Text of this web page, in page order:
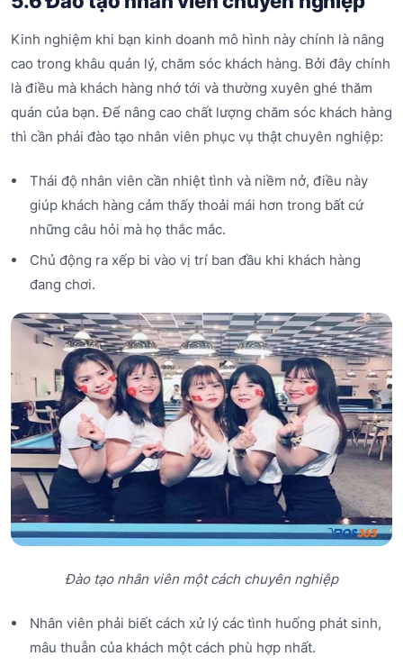
Kinh nghiệm khi bạn kinh doanh mô hình này chính là nâng
cao trong khâu quản lý, chăm sóc khách hàng. Bởi đây chính
là điều mà khách hàng nhớ tới và thường xuyên ghé thăm
quán của bạn. Để nâng cao chất lượng chăm sóc khách hàng
thì cần phải đào tạo nhân viên phục vụ thật chuyên nghiệp:
Thái độ nhân viên cần nhiệt tình và niềm nở, điều này
giúp khách hàng cảm thấy thoải mái hơn trong bất cứ
những câu hỏi mà họ thắc mắc.
Chủ động ra xếp bi vào vị trí ban đầu khi khách hàng
đang chơi.
Đào tạo nhân viên một cách chuyên nghiệp
Nhân viên phải biết cách xử lý các tình huống phát sinh,
mâu thuẫn của khách một cách phù hợp nhất.